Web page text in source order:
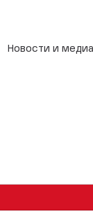
Новости и медиа